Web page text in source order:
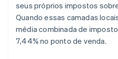
seus próprios impostos
Quando essas camadas
média combinada de
7,44% no ponto de venda.